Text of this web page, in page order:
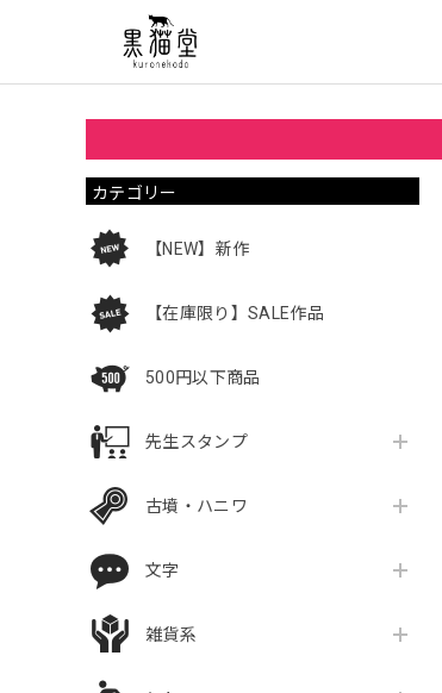
カテゴリー
【NEW】新作
【在庫限り】SALE作品
500円以下商品
先生スタンプ
古墳・ハニワ
文字
雑貨系